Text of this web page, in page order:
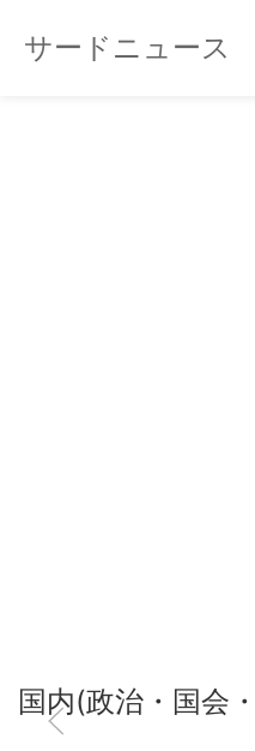
サードニュース
国内(政治・国会